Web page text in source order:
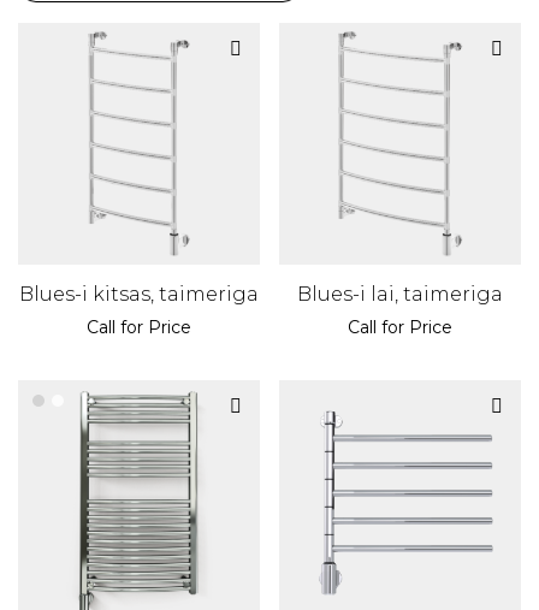
Blues-i kitsas, taimeriga
Call for Price
Blues-i lai, taimeriga
Call for Price